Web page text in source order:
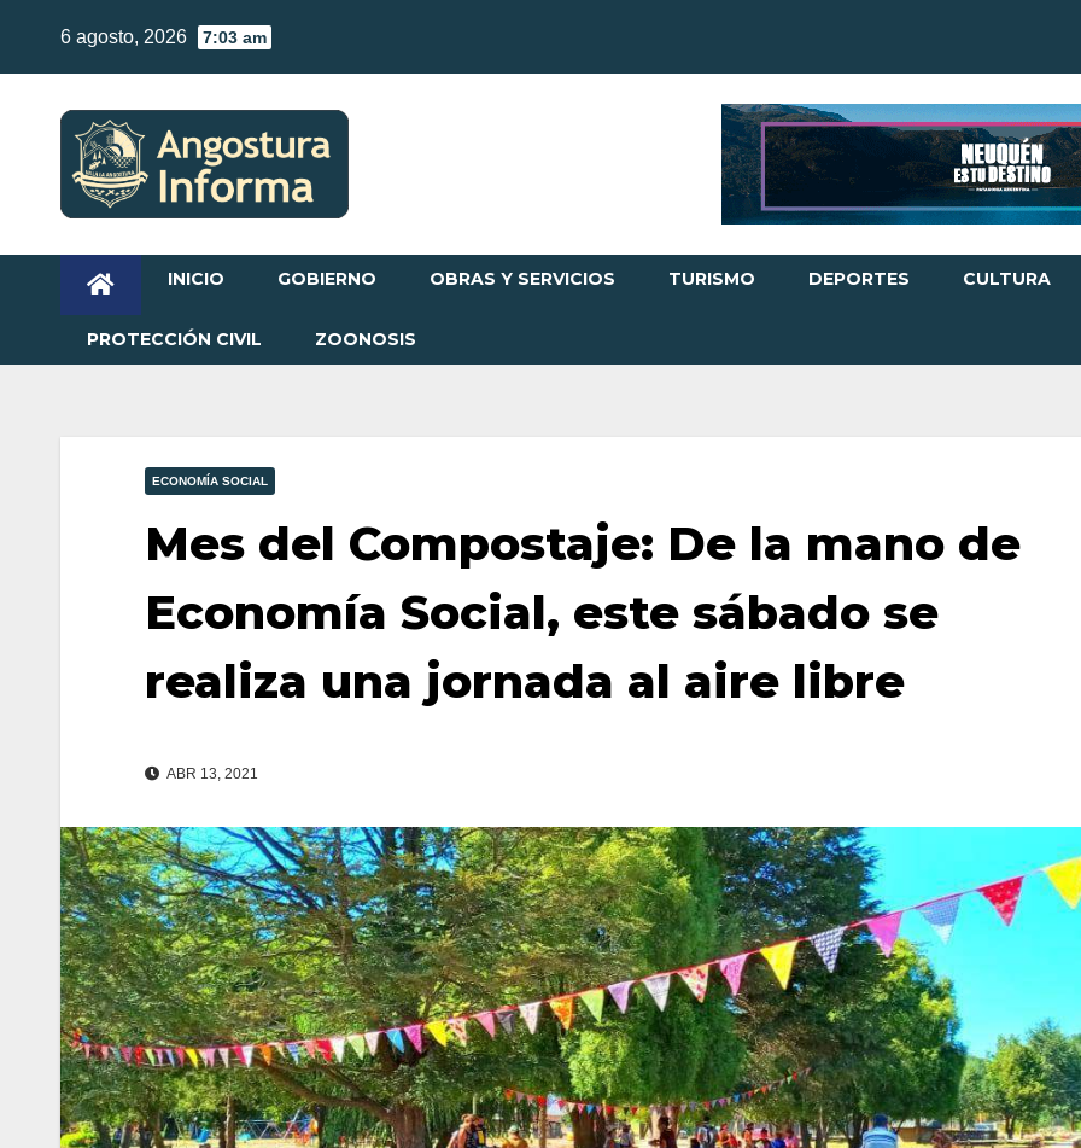
content
6 agosto, 2026 7:03 am
INICIO GOBIERNO OBRAS Y SERVICIOS TURISMO DEPORTES CULTURA
PROTECCIÓN CIVIL ZOONOSIS
ECONOMÍA SOCIAL
Mes del Compostaje: De la mano de
Economía Social, este sábado se
realiza una jornada al aire libre
ABR 13, 2021